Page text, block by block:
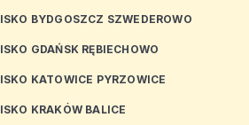
BYDGOSZCZ SZWEDEROWO
GDAŃSK RĘBIECHOWO
KATOWICE PYRZOWICE
KRAKÓW BALICE